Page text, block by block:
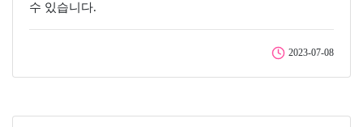
수 있습니다.
2023-07-08